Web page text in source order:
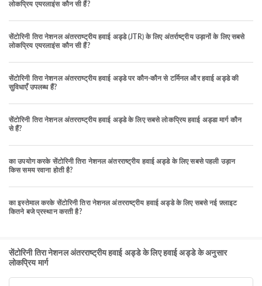
लोकप्रिय एयरलाइंस कौन सी हैं?
सेंटोरिनी तिरा नेशनल अंतरराष्ट्रीय हवाई अड्डे (JTR) के लिए अंतर्राष्ट्रीय उड़ानों के लिए सबसे
लोकप्रिय एयरलाइंस कौन सी हैं?
सेंटोरिनी तिरा नेशनल अंतरराष्ट्रीय हवाई अड्डे पर कौन-कौन से टर्मिनल और हवाई अड्डे की
सुविधाएँ उपलब्ध हैं?
सेंटोरिनी तिरा नेशनल अंतरराष्ट्रीय हवाई अड्डे के लिए सबसे लोकप्रिय हवाई अड्डा मार्ग कौन
से हैं?
का उपयोग करके सेंटोरिनी तिरा नेशनल अंतरराष्ट्रीय हवाई अड्डे के लिए सबसे पहली उड़ान
किस समय रवाना होती है?
का इस्तेमाल करके सेंटोरिनी तिरा नेशनल अंतरराष्ट्रीय हवाई अड्डे के लिए सबसे नई फ़्लाइट
कितने बजे प्रस्थान करती है?
सेंटोरिनी तिरा नेशनल अंतरराष्ट्रीय हवाई अड्डे के लिए हवाई अड्डे के अनुसार
लोकप्रिय मार्ग